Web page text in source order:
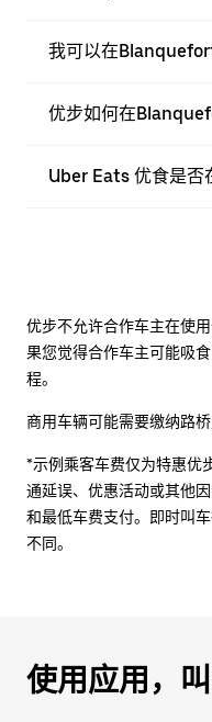
我可以在
优步如何在
Uber Eats 优食是否
优步不允许合作车主在使
果您觉得合作车主可能吸
程。
商用车辆可能需要缴纳路
*示例乘客车费仅为特惠优
通延误、优惠活动或其他
和最低车费支付。即时叫
不同。
使用应用，